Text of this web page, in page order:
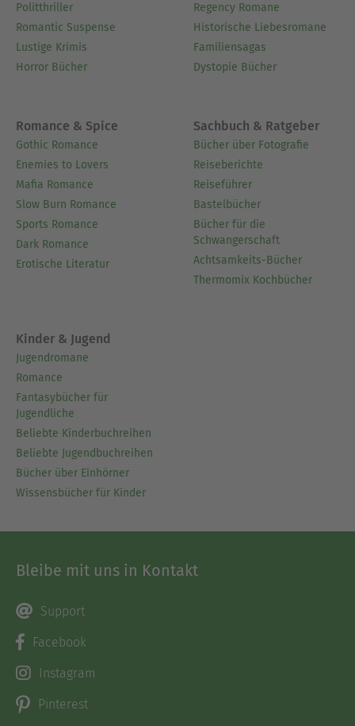
Politthriller
Romantic Suspense
Lustige Krimis
Horror Bücher
Regency Romane
Historische Liebesromane
Familiensagas
Dystopie Bücher
Romance & Spice
Gothic Romance
Enemies to Lovers
Mafia Romance
Slow Burn Romance
Sports Romance
Dark Romance
Erotische Literatur
Sachbuch & Ratgeber
Bücher über Fotografie
Reiseberichte
Reiseführer
Bastelbücher
Bücher für die
Schwangerschaft
Achtsamkeits-Bücher
Thermomix Kochbücher
Kinder & Jugend
Jugendromane
Romance
Fantasybücher für
Jugendliche
Beliebte Kinderbuchreihen
Beliebte Jugendbuchreihen
Bücher über Einhörner
Wissensbücher für Kinder
Bleibe mit uns in Kontakt
Support
Facebook
Instagram
Pinterest